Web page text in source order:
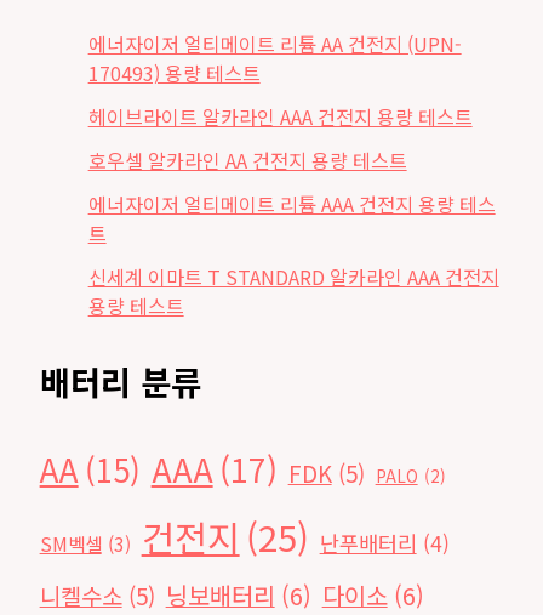
에너자이저 얼티메이트 리튬 AA 건전지 (UPN-
170493) 용량 테스트
헤이브라이트 알카라인 AAA 건전지 용량 테스트
호우셀 알카라인 AA 건전지 용량 테스트
에너자이저 얼티메이트 리튬 AAA 건전지 용량 테스
트
신세계 이마트 T STANDARD 알카라인 AAA 건전지
용량 테스트
배터리 분류
AA (15) AAA(17) FDK (5) PALO (2)
SM벡셀 (3) 건전지 (25) 난푸배터리 (4)
니켈수소 (5) 닝보배터리 (6) 다이소 (6)